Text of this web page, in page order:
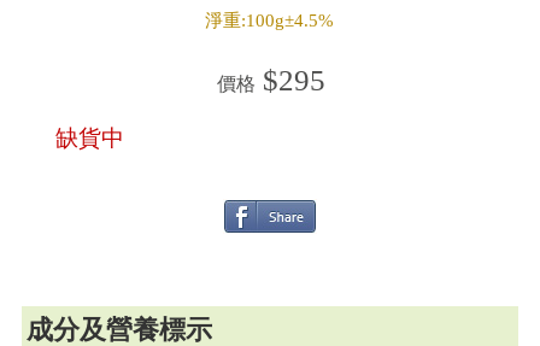
淨重:100g±4.5%
價格 $295
缺貨中
成分及營養標示